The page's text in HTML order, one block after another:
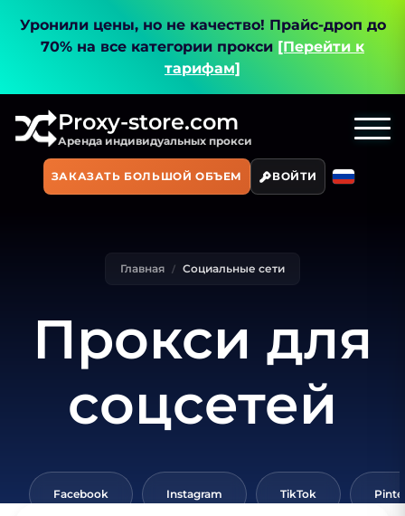
Уронили цены, но не качество! Прайс-дроп до
70% на все категории прокси [Перейти к
тарифам]
Proxy-store.com
Аренда индивидуальных прокси
ЗАКАЗАТЬ БОЛЬШОЙ ОБЪЕМ ВОЙТИ
Главная Социальные сети
Прокси для
соцсетей
Facebook Instagram TikTok